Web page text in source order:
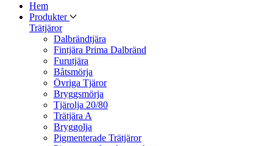
Hem
Produkter
Trätjäror
Dalbrändtjära
Fintjära Prima Dalbränd
Furutjära
Båtsmörja
Övriga Tjäror
Bryggsmörja
Tjärolja 20/80
Trätjära A
Bryggolja
Pigmenterade Trätjäror